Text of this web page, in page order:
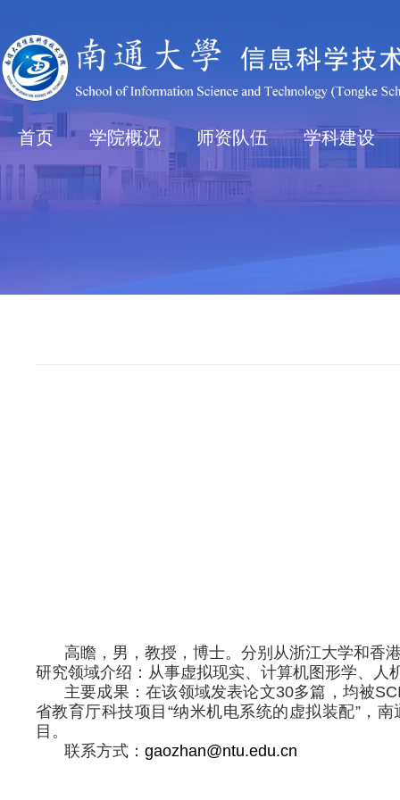
首页 学院概况 师资队伍 学科建设
高瞻，男，教授，博士。分别从浙江大学和香
研究领域介绍：从事虚拟现实、计算机图形学、人
主要成果：在该领域发表论文30多篇，均被
省教育厅科技项目“纳米机电系统的虚拟装配”，
目。
联系方式： gaozhan@ntu.edu.cn